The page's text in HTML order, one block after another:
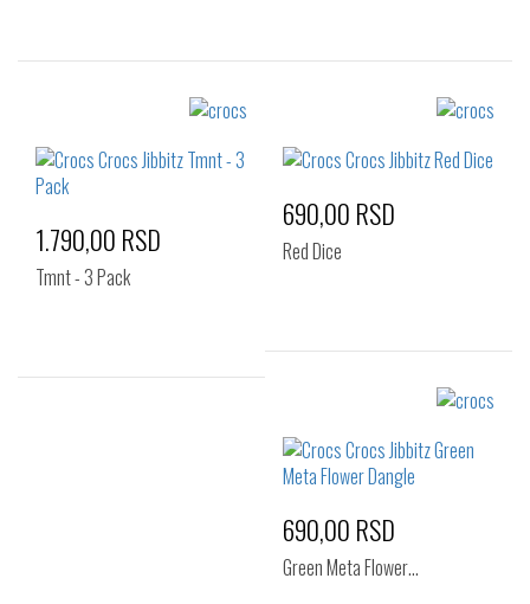
Izaberi željeni broj: Izaberi željeni broj:
1.790,00 RSD
Tmnt - 3 Pack
Izaberi željeni broj:
690,00 RSD
Red Dice
690,00 RSD
Green Meta Flower…